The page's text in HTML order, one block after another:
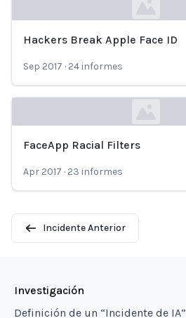
Hackers Break Apple Face ID
Sep 2017 · 24 informes
Loading...
FaceApp Racial Filters
Apr 2017 · 23 informes
Incidente Anterior
Investigación
Definición de un “Incidente de IA”